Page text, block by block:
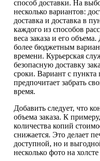
способ доставки. На
несколько вариантов:
доставка и доставка в
каждого из способов
веса заказа и его
более бюджетным
времени. Курьерская
безопасную доставку
сроки. Вариант с
предпочитает забрать
время.
Добавить следует, что
объема заказа. К
количества копий
снижается. Это делает
доступной, но и
несколько фото на